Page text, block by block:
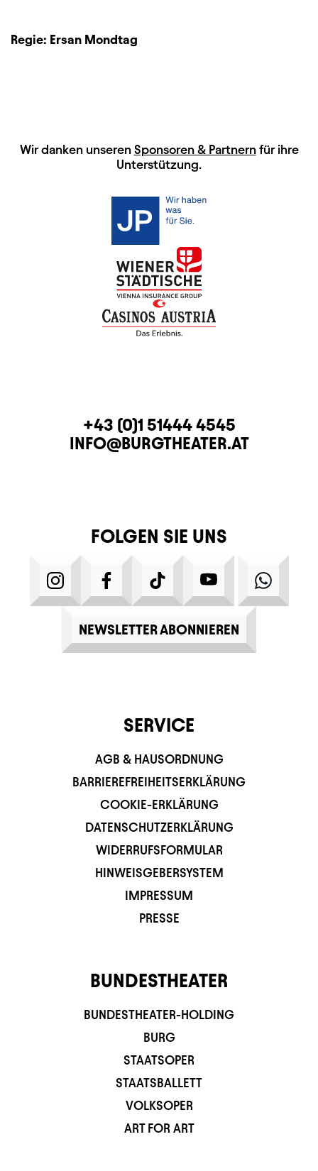
Regie: Ersan Mondtag
HAUPTSPONSOREN
Wir danken unseren Sponsoren & Partnernfür ihre
Unterstützung.
KONTAKTTELEFON
+43 (0)1 51444 4545
E-MAIL
INFO@BURGTHEATER.AT
FOLGEN SIE UNS
INSTAGRAMFACEBOOKTIKTOK YOUTUBE
NEWSLETTER ABONNIEREN
SERVICE
AGB & HAUSORDNUNG
BARRIEREFREIHEITSERKLÄRUNG
COOKIE-ERKLÄRUNG
DATENSCHUTZERKLÄRUNG
WIDERRUFSFORMULAR
HINWEISGEBERSYSTEM
IMPRESSUM
PRESSE
BUNDESTHEATER
BUNDESTHEATER-HOLDING
BURG
STAATSOPER
STAATSBALLETT
VOLKSOPER
ART FOR ART